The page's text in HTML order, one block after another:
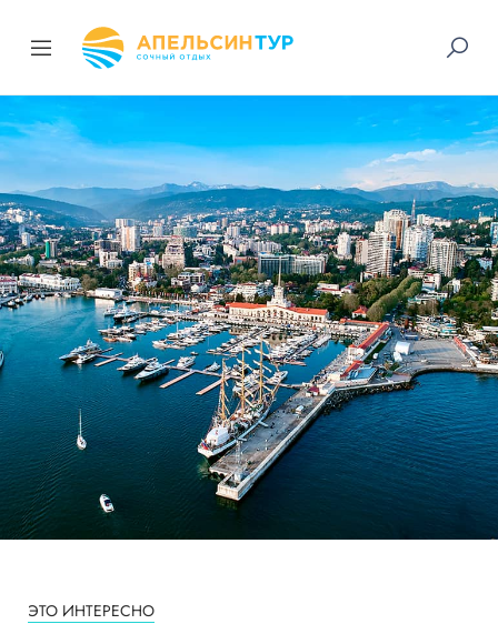
ЭТО ИНТЕРЕСНО